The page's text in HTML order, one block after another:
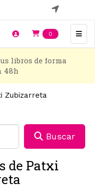
0 Items en
libros de forma
48h
Zubizarreta
Buscar
de Patxi